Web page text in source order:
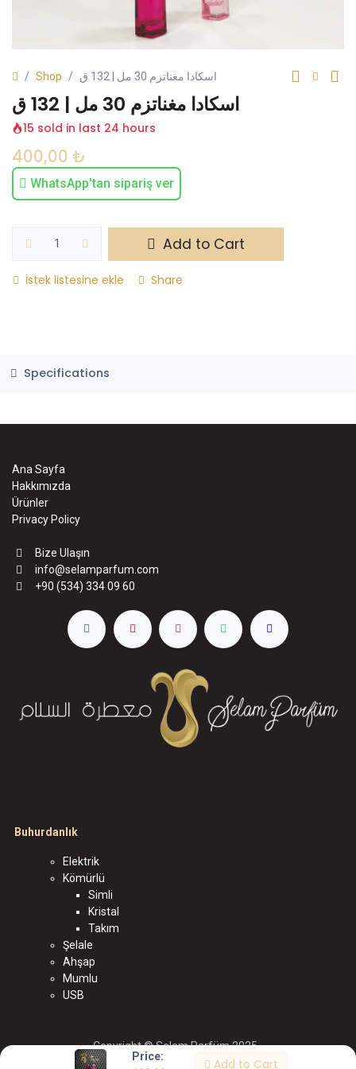
Price:
Add to Cart
Shop اسكادا مغناتزم 30 مل | 132 ق
اسكادا مغناتزم 30 مل | 132 ق
15 sold in last 24 hours
400,00 ₺
WhatsApp'tan sipariş ver
Add to Cart
İstek listesine ekle Share
Specifications
Ana Sayfa
Hakkımızda
Ürünler
Privacy Policy
Bize Ulaşın
info@selamparfum.com
+90 (534) 334 09 60
Buhurdanlık
Elektrik
Kömürlü
Simli
Kristal
Takım
Şelale
Ahşap
Mumlu
USB
Copyright © Selam Parfüm 2025
الْعَرَبيّة
English (US) | Türkçe